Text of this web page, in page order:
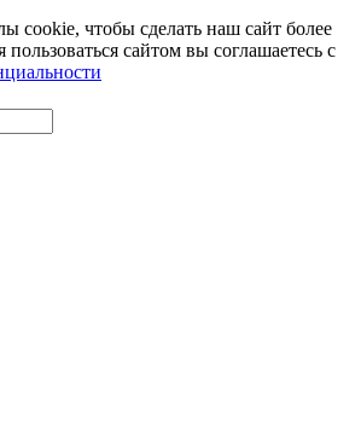
cookie, чтобы сделать наш сайт более
сайтом вы соглашаетесь с